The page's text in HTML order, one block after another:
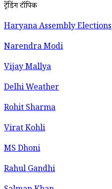
ट्रेंडिंग टॉपिक
Haryana Assembly Elections
Narendra Modi
Vijay Mallya
Delhi Weather
Rohit Sharma
Virat Kohli
MS Dhoni
Rahul Gandhi